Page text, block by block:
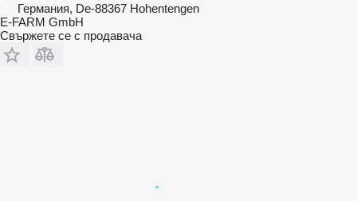
Германия, De-88367 Hohentengen
E-FARM GmbH
Свържете се с продавача